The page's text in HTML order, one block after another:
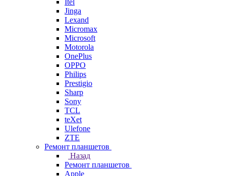
Itel
Jinga
Lexand
Micromax
Microsoft
Motorola
OnePlus
OPPO
Philips
Prestigio
Sharp
Sony
TCL
teXet
Ulefone
ZTE
Ремонт планшетов
Назад
Ремонт планшетов
Apple